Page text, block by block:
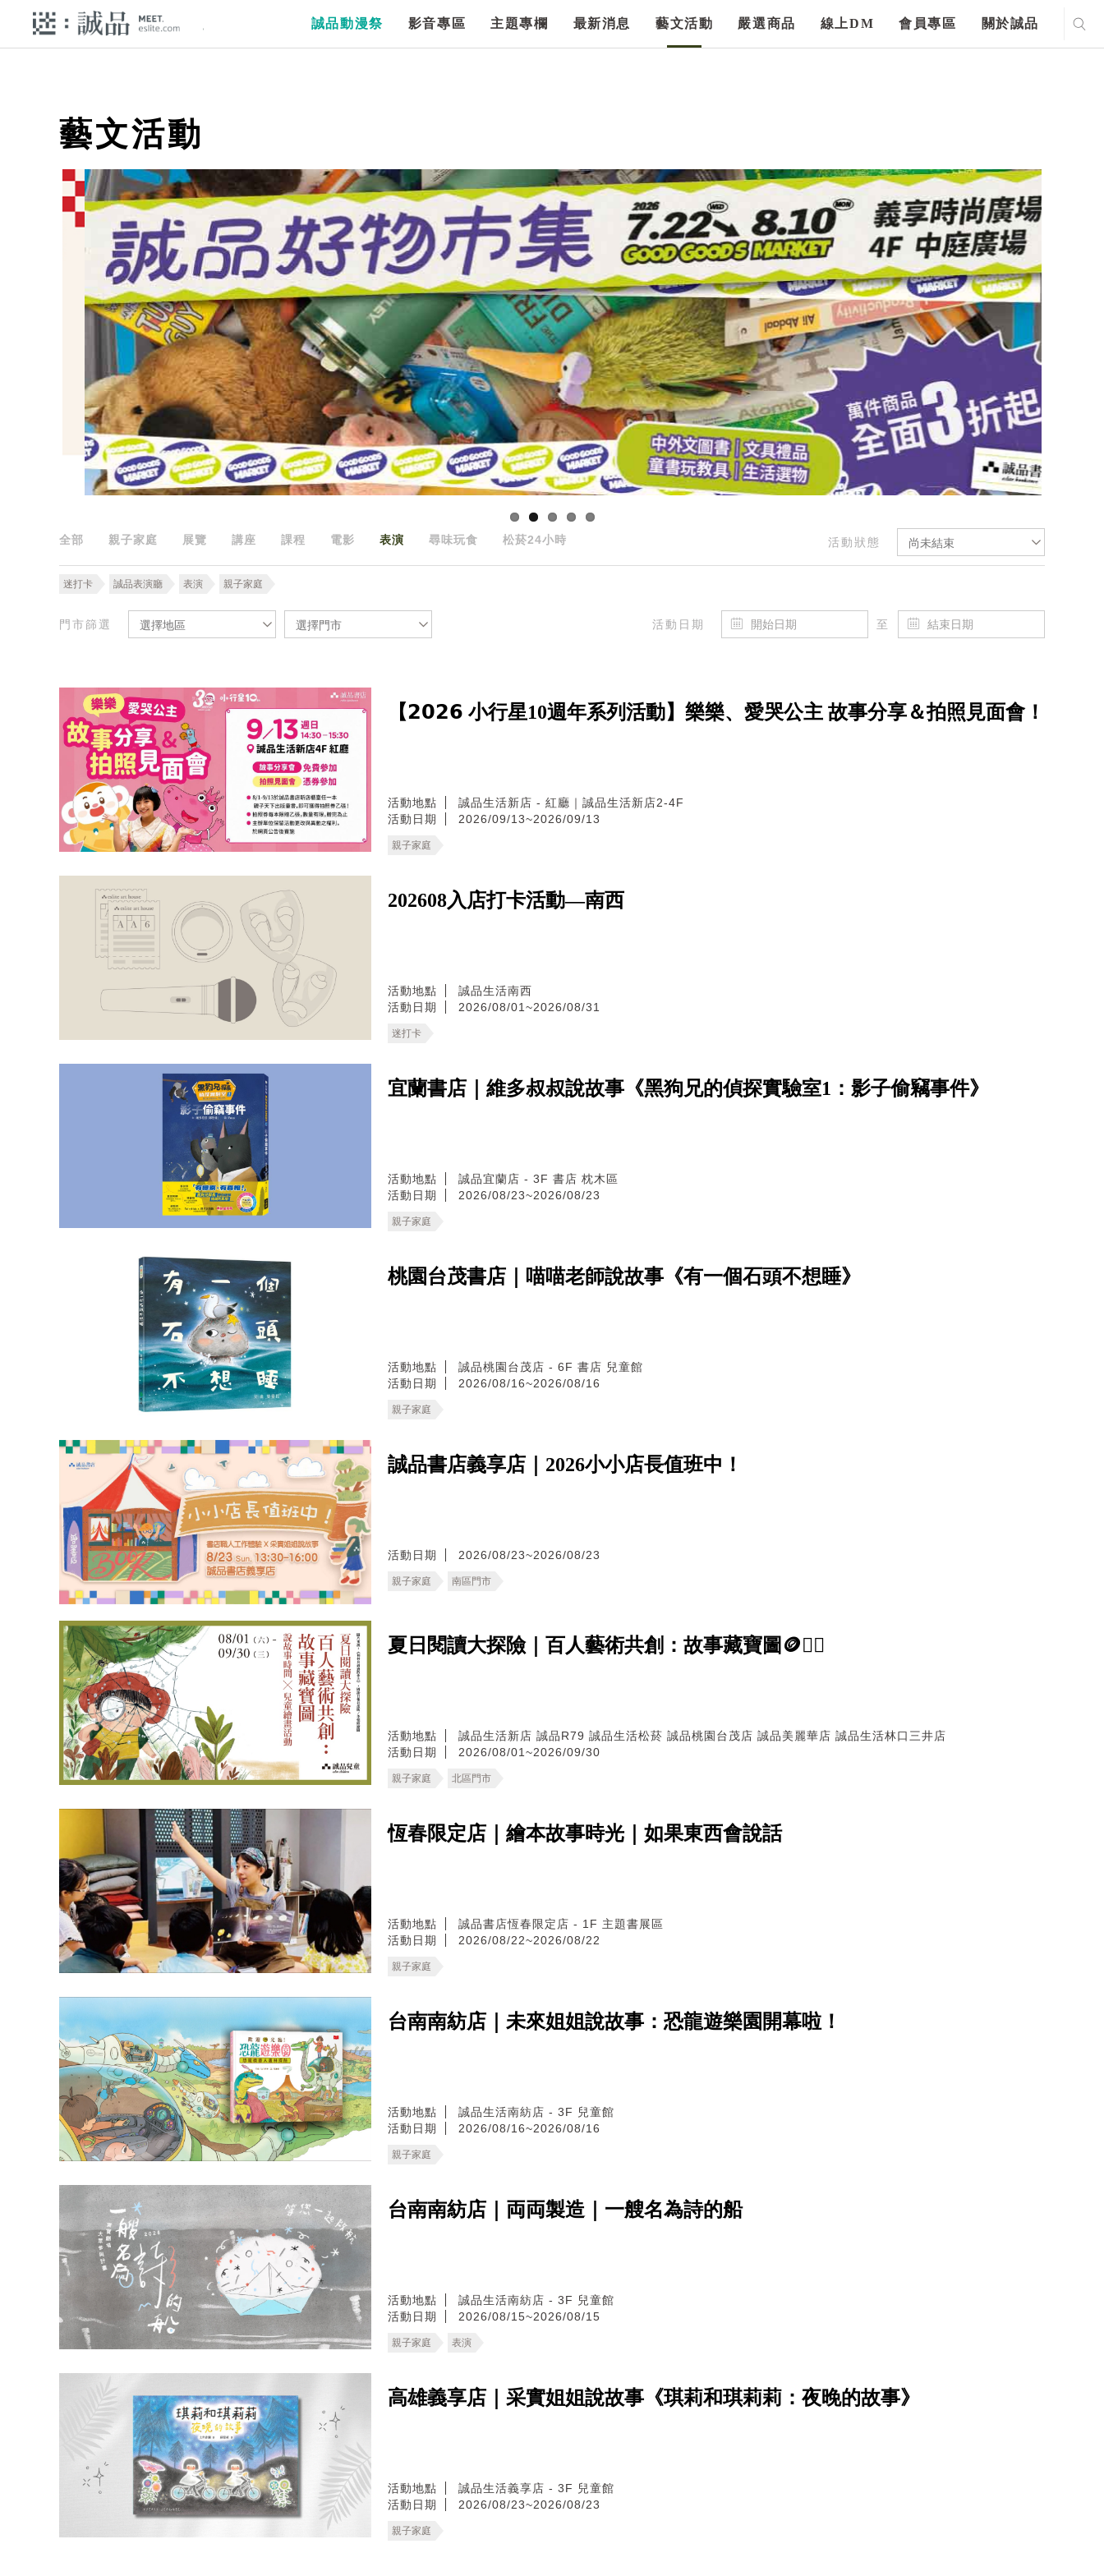
誠品動漫祭 影音專區 主題專欄 最新消息 藝文活動 嚴選商品 線上DM 會員專區 關於誠品
藝文活動
活動狀態 尚未結束
全部 親子家庭 展覽 講座 課程 電影 表演 尋味玩食 松菸24小時
迷打卡 誠品表演廳 表演 親子家庭
門市篩選 選擇地區 選擇門市 活動日期 至
【𝟮𝟬𝟮𝟲 小行星10週年系列活動】樂樂、愛哭公主 故事分享＆拍照見面會！
活動地點
誠品生活新店 - 紅廳｜誠品生活新店2-4F
活動日期
2026/09/13~2026/09/13
親子家庭
202608入店打卡活動—南西
活動地點
誠品生活南西
活動日期
2026/08/01~2026/08/31
迷打卡
宜蘭書店｜維多叔叔說故事《黑狗兄的偵探實驗室1：影子偷竊事件》
活動地點
誠品宜蘭店 - 3F 書店 枕木區
活動日期
2026/08/23~2026/08/23
親子家庭
桃園台茂書店｜喵喵老師說故事《有一個石頭不想睡》
活動地點
誠品桃園台茂店 - 6F 書店 兒童館
活動日期
2026/08/16~2026/08/16
親子家庭
誠品書店義享店｜2026小小店長值班中！
活動日期 2026/08/23~2026/08/23
親子家庭 南區門市
夏日閱讀大探險｜百人藝術共創：故事藏寶圖🪙🏴‍☠️
活動地點 誠品生活新店 誠品R79 誠品生活松菸 誠品桃園台茂店 誠品美麗華店 誠品生活林口三井店
活動日期
2026/08/01~2026/09/30
親子家庭 北區門市
恆春限定店｜繪本故事時光｜如果東西會說話
活動地點
誠品書店恆春限定店 - 1F 主題書展區
活動日期
2026/08/22~2026/08/22
親子家庭
台南南紡店｜未來姐姐說故事：恐龍遊樂園開幕啦！
活動地點
誠品生活南紡店 - 3F 兒童館
活動日期
2026/08/16~2026/08/16
親子家庭
台南南紡店｜両両製造｜一艘名為詩的船
活動地點
誠品生活南紡店 - 3F 兒童館
活動日期
2026/08/15~2026/08/15
親子家庭 表演
高雄義享店｜采實姐姐說故事《琪莉和琪莉莉：夜晚的故事》
活動地點
誠品生活義享店 - 3F 兒童館
活動日期
2026/08/23~2026/08/23
親子家庭